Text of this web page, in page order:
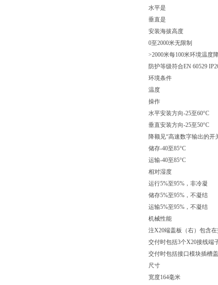
水平是
垂直是
安装海拔高度
0至2000米无限制
>2000米每100米环境温度
防护等级符合EN 60529
环境条件
温度
操作
水平安装方向-25至60°C
垂直安装方向-25至50°C
降额见“高速数字输出的开
储存-40至85°C
运输-40至85°C
相对湿度
运行5%至95%，非冷凝
储存5%至95%，不凝结
运输5%至95%，不凝结
机械性能
注X20端盖板（右）包含
交付时包括3个X20接线端
交付时包括接口模块插槽盖
尺寸
宽度164毫米